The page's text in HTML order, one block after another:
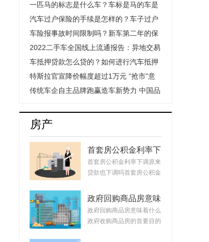
一匹马的标志是什么车？车标是马的车是
什么汽车？
汽车过户保险的手续是怎样的？车子过户
保险费用会上涨吗？
车险报事故时间限制吗？新车第二年的保
险怎么买？
2022二手车全国线上流通报告：异地交易
量提升超1.4倍成绝对主流
车抵押贷款怎么贷的？如何进行汽车抵押
贷款程序是怎样的？
特斯拉官宣降价幅度超过1万元 “抢市”意
图明显
传统车企自主品牌跑赢造车新势力 中国品
房产
首套房公积金利率下
调原来贷款也下调
吗？公积金贷款会随
吗？
首套房公积金利率下调原来
贷款也下调吗首套房公积金
政府回购商品房意味
着什么？政府回购安
置房价格如何定？
政府回购商品房意味着什么
政府收购商品房的首要目的